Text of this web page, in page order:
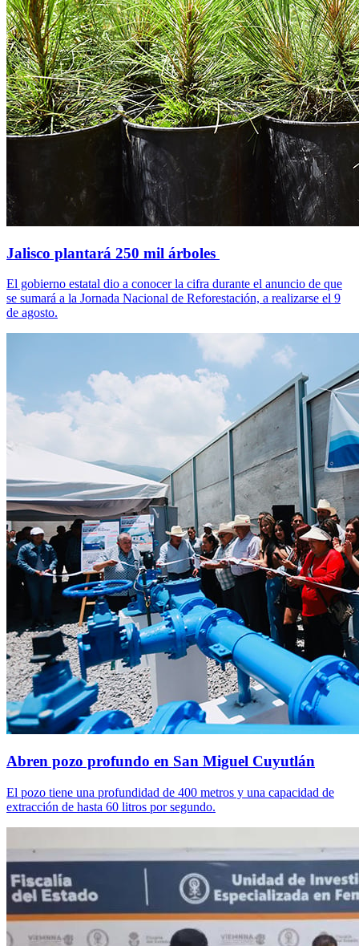
Jalisco plantará 250 mil árboles
El gobierno estatal dio a conocer la cifra durante el anuncio de que
se sumará a la Jornada Nacional de Reforestación, a realizarse el 9
de agosto.
Abren pozo profundo en San Miguel Cuyutlán
El pozo tiene una profundidad de 400 metros y una capacidad de
extracción de hasta 60 litros por segundo.